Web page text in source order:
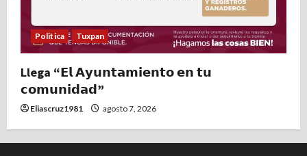
Politica Tuxpan
Llega “𝗘𝗹 𝗔𝘆𝘂𝗻𝘁𝗮𝗺𝗶𝗲𝗻𝘁𝗼 𝗲𝗻 𝘁𝘂
𝗰𝗼𝗺𝘂𝗻𝗶𝗱𝗮𝗱”
Eliascruz1981 agosto 7, 2026